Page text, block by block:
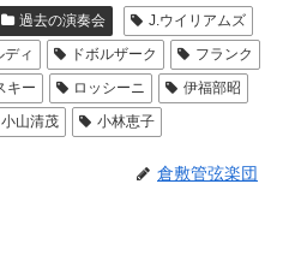
過去の演奏会
J.ウイリアムズ
ディ ドボルザーク
フランク
キー ロッシーニ
伊福部昭
小山清茂 小林恵子
倉敷管弦楽団